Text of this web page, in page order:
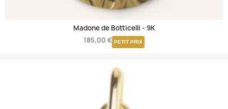
Madone de Botticelli - 9K
185,00 € PETIT PRIX